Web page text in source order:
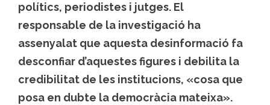
polítics, periodistes i jutges. El
responsable de la investigació ha
assenyalat que aquesta desinformació fa
desconfiar d’aquestes figures i debilita la
credibilitat de les institucions, «cosa que
posa en dubte la democràcia mateixa».